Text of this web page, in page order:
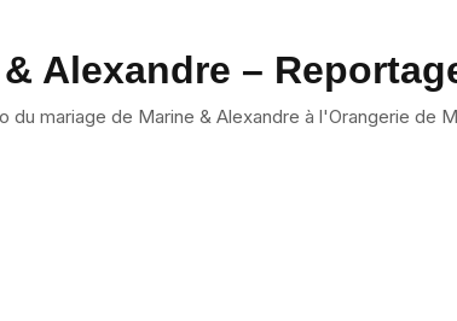
Alexandre –
du mariage de Marine & Alexandre à l'Orangerie de